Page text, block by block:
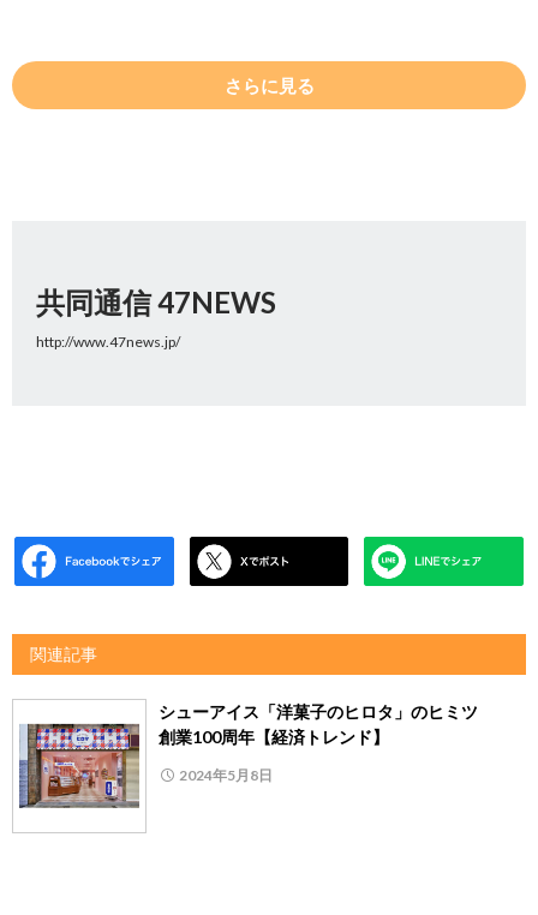
さらに見る
共同通信 47NEWS
http://www.47news.jp/
関連記事
シューアイス「洋菓子のヒロタ」のヒミツ
創業100周年【経済トレンド】
2024年5月8日